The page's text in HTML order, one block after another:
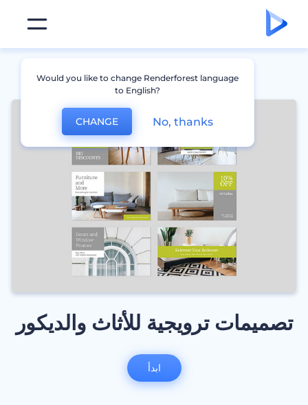
تصميمات ترويجية للأثاث والديكور
ابدأ
Would you like to change Renderforest language
to English?
CHANGE No, thanks